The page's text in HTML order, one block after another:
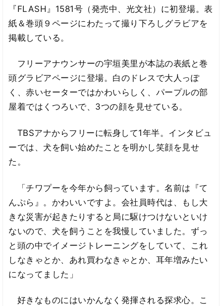
『FLASH』1581号（発売中、光文社）に初登場。表
紙＆巻頭９ページにわたって撮り下ろしグラビアを
掲載している。
フリーアナウンサーの宇垣美里が本誌の表紙と巻
頭グラビアページに登場。白のドレスで大人っぽ
く、赤いセーターではかわいらしく、パープルの部
屋着ではくつろいで、3つの顔を見せている。
TBSアナからフリーに転身して1年半。インタビュ
ーでは、犬を飼い始めたことを明かし笑顔を見せ
た。
「チワプーを今年から飼っています。名前は『て
んぷら』。かわいいですよ。会社員時代は、もし大
きな災害が起きたりすると局に駆けつけないといけ
ないので、犬を飼うことを我慢していました。ずっ
と頭の中でイメージトレーニングをしていて、これ
しなきゃとか、あれ買わなきゃとか、耳年増みたい
になってました」
好きなものにはいかんなく発揮される探求心。こ